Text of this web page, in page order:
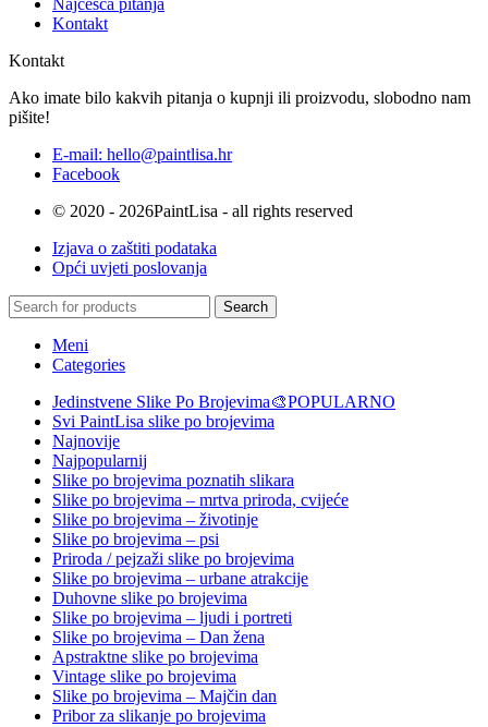
Najčešća pitanja
Kontakt
Kontakt
Ako imate bilo kakvih pitanja o kupnji ili proizvodu, slobodno nam
pišite!
E-mail: hello@paintlisa.hr
Facebook
© 2020 - 2026PaintLisa - all rights reserved
Izjava o zaštiti podataka
Opći uvjeti poslovanja
Search
Meni
Categories
Jedinstvene Slike Po Brojevima🎨POPULARNO
Svi PaintLisa slike po brojevima
Najnovije
Najpopularnij
Slike po brojevima poznatih slikara
Slike po brojevima – mrtva priroda, cvijeće
Slike po brojevima – životinje
Slike po brojevima – psi
Priroda / pejzaži slike po brojevima
Slike po brojevima – urbane atrakcije
Duhovne slike po brojevima
Slike po brojevima – ljudi i portreti
Slike po brojevima – Dan žena
Apstraktne slike po brojevima
Vintage slike po brojevima
Slike po brojevima – Majčin dan
Pribor za slikanje po brojevima